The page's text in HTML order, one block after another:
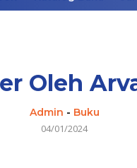
Oleh
Admin - Buku
04/01/2024